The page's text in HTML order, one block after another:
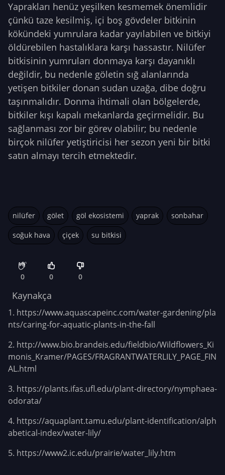
Yaprakları henüz yeşilken kesmemek önemlidir
çünkü taze kesilmiş, içi boş gövdeler bitkinin
kökündeki yumrulara kadar yayılabilen ve bitkiyi
öldürebilen hastalıklara karşı hassastır. Nilüfer
bitkisinin yumruları donmaya karşı dayanıklı
değildir, bu nedenle göletin sığ alanlarında
yetişen bitkiler donan sudan uzağa, dibe doğru
taşınmalıdır. Donma ihtimali olan bölgelerde,
bitkiler kışı kapalı mekanlarda geçirmelidir. Bu
sağlanması zor bir görev olabilir; bu nedenle
birçok nilüfer yetiştiricisi her sezon yeni bir bitki
satın almayı tercih etmektedir.
nilüfer gölet göl ekosistemi yaprak sonbahar
soğuk hava çiçek su bitkisi
0 0 0
Kaynakça
1. https://www.aquascapeinc.com/water-gardening/pla
nts/caring-for-aquatic-plants-in-the-fall
2. http://www.bio.brandeis.edu/fieldbio/Wildflowers_Ki
monis_Kramer/PAGES/FRAGRANTWATERLILY_PAGE_FIN
AL.html
3. https://plants.ifas.ufl.edu/plant-directory/nymphaea-
odorata/
4. https://aquaplant.tamu.edu/plant-identification/alph
abetical-index/water-lily/
5. https://www2.ic.edu/prairie/water_lily.htm